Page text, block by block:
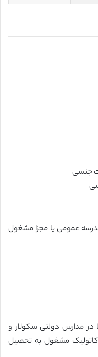
جنسی
عمومی یا مجزا مشغول
در مدارس دولتی سکولار و
کاتولیک مشغول به تحصیل